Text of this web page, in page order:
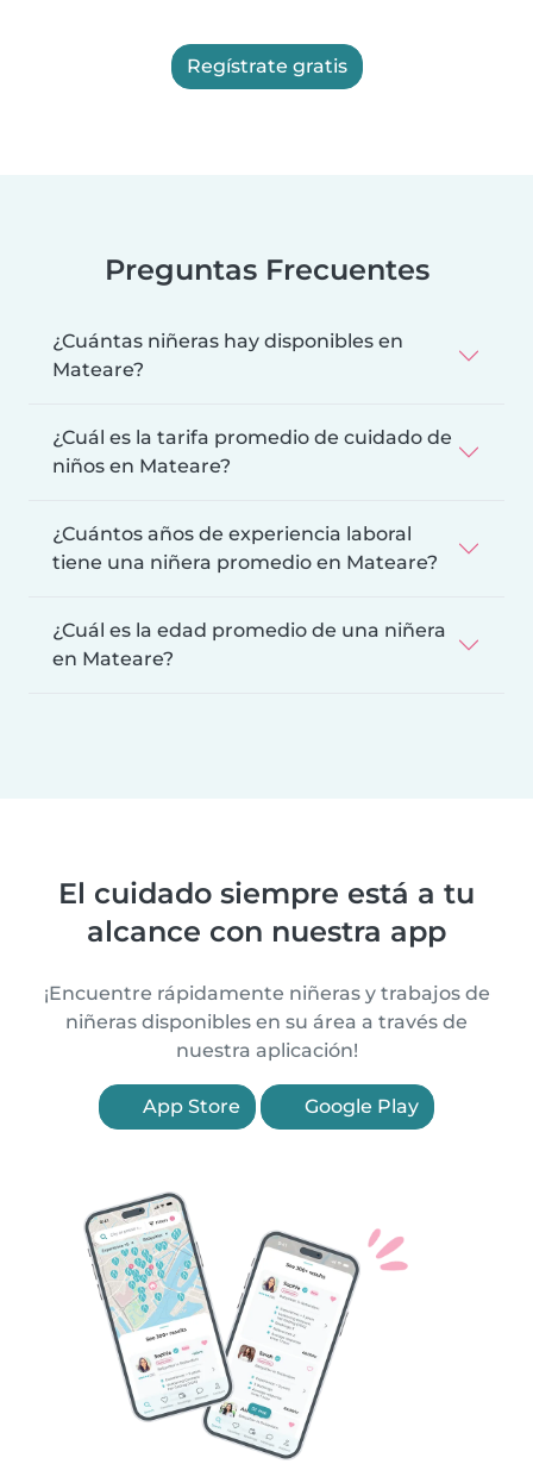
Regístrate gratis
Preguntas Frecuentes
¿Cuántas niñeras hay disponibles en
Mateare?
¿Cuál es la tarifa promedio de cuidado de
niños en Mateare?
¿Cuántos años de experiencia laboral
tiene una niñera promedio en Mateare?
¿Cuál es la edad promedio de una niñera
en Mateare?
El cuidado siempre está a tu
alcance con nuestra app
¡Encuentre rápidamente niñeras y trabajos de
niñeras disponibles en su área a través de
nuestra aplicación!
App Store Google Play